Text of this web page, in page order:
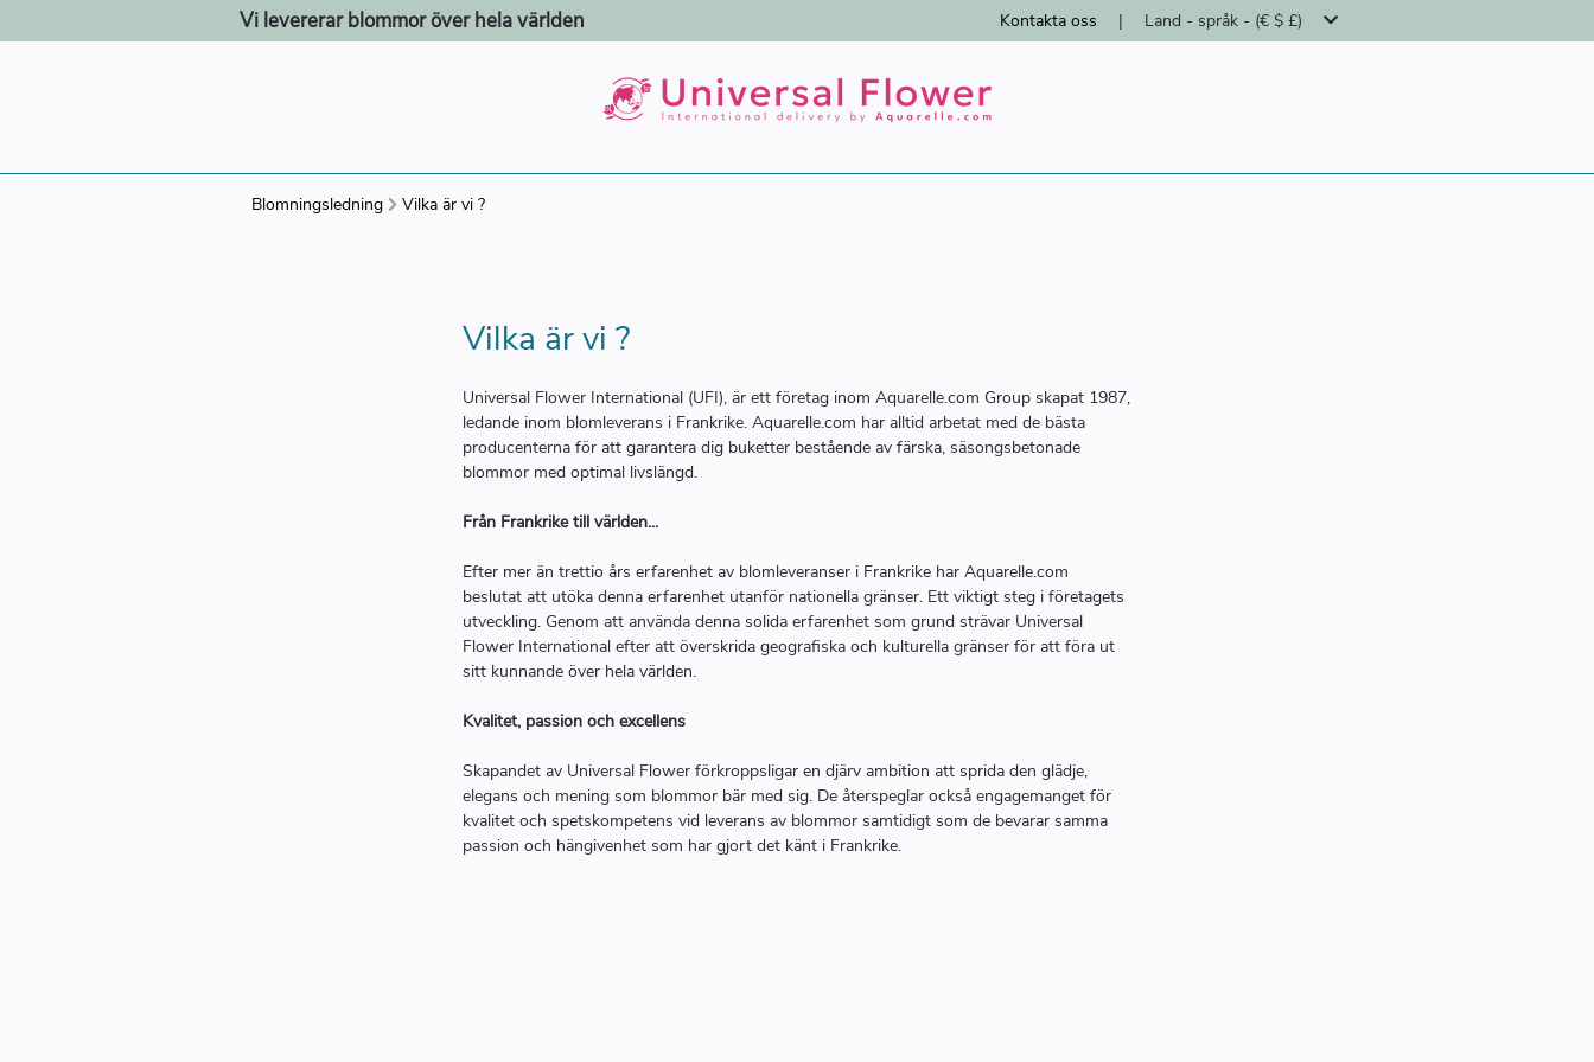
Vi levererar blommor över hela världen Kontakta oss | Land - språk - (€ $ £)
Blomningsledning Vilka är vi ?
Vilka är vi ?
Universal Flower International (UFI), är ett företag inom Aquarelle.com Group skapat 1987,
ledande inom blomleverans i Frankrike. Aquarelle.com har alltid arbetat med de bästa
producenterna för att garantera dig buketter bestående av färska, säsongsbetonade
blommor med optimal livslängd.
Från Frankrike till världen...
Efter mer än trettio års erfarenhet av blomleveranser i Frankrike har Aquarelle.com
beslutat att utöka denna erfarenhet utanför nationella gränser. Ett viktigt steg i företagets
utveckling. Genom att använda denna solida erfarenhet som grund strävar Universal
Flower International efter att överskrida geografiska och kulturella gränser för att föra ut
sitt kunnande över hela världen.
Kvalitet, passion och excellens
Skapandet av Universal Flower förkroppsligar en djärv ambition att sprida den glädje,
elegans och mening som blommor bär med sig. De återspeglar också engagemanget för
kvalitet och spetskompetens vid leverans av blommor samtidigt som de bevarar samma
passion och hängivenhet som har gjort det känt i Frankrike.